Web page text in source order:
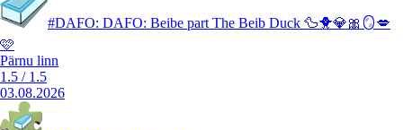
#DAFO: DAFO: Beibe part The Beib Duck 🦆🐥💎🎀🪞💋
🩷
Pärnu linn
1.5 / 1.5
03.08.2026